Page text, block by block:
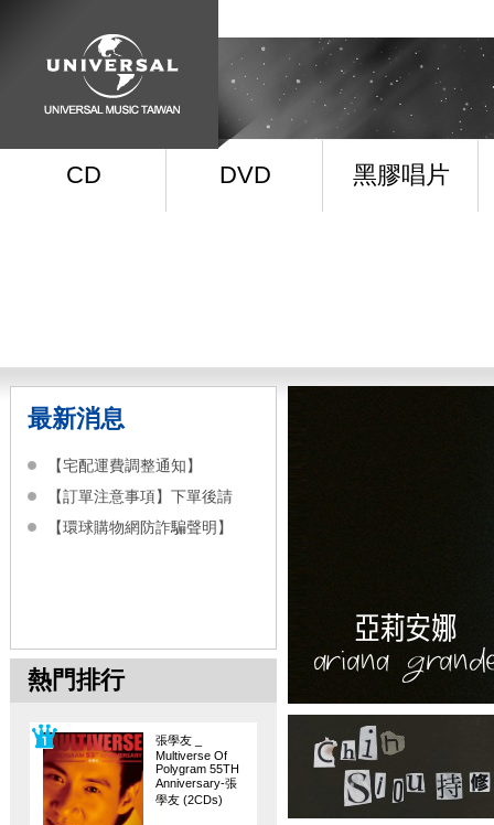
CD DVD 黑膠唱片
最新消息
【宅配運費調整通知】
【訂單注意事項】下單後請
【環球購物網防詐騙聲明】
熱門排行
張學友 _
Multiverse Of
Polygram 55TH
Anniversary-張
學友 (2CDs)